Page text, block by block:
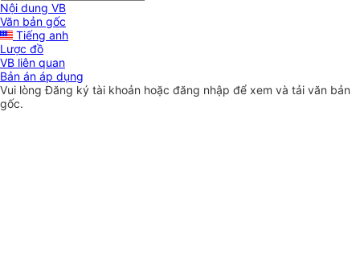
Nội dung VB
Văn bản gốc
Tiếng anh
Lược đồ
VB liên quan
Bản án áp dụng
Vui lòngĐăng ký tài khoản hoặc đăng nhập để xem và tải văn bản
gốc.